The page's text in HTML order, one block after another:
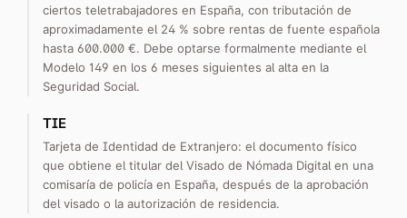
ciertos teletrabajadores en España, con tributación de
aproximadamente el 24 % sobre rentas de fuente española
hasta 600.000 €. Debe optarse formalmente mediante el
Modelo 149 en los 6 meses siguientes al alta en la
Seguridad Social.
TIE
Tarjeta de Identidad de Extranjero: el documento físico
que obtiene el titular del Visado de Nómada Digital en una
comisaría de policía en España, después de la aprobación
del visado o la autorización de residencia.